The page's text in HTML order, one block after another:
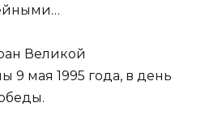
Великой
9 мая 1995 года, в день